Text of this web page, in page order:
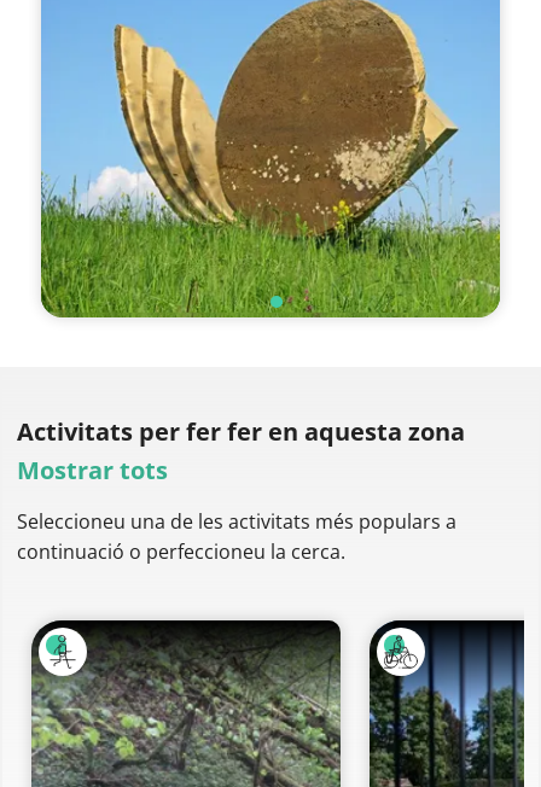
Activitats per ferfer en aquesta zona
Mostrar tots
Seleccioneu una de les activitats més populars a
continuació o perfeccioneu la cerca.